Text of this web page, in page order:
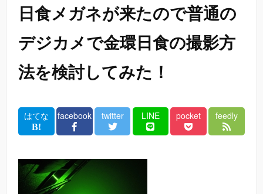
日食メガネが来たので普通の
デジカメで金環日食の撮影方
法を検討してみた！
はてな facebook twitter LINE pocket feedly